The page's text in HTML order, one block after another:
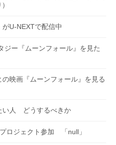
U-NEXTで配信中
ジー『ムーンフォール』を見た
映画『ムーンフォール』を見る
人 どうするべきか
ロジェクト参加 「null」